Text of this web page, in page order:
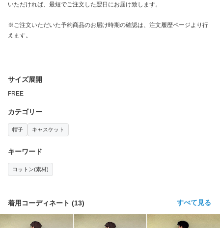
いただければ、最短でご注文した翌日にお届け致します。
※ご注文いただいた予約商品のお届け時期の確認は、注文履歴ページより行
えます。
サイズ展開
FREE
カテゴリー
帽子 キャスケット
キーワード
コットン(素材)
着用コーディネート (13) すべて見る